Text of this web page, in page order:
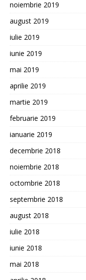
noiembrie 2019
august 2019
iulie 2019
iunie 2019
mai 2019
aprilie 2019
martie 2019
februarie 2019
ianuarie 2019
decembrie 2018
noiembrie 2018
octombrie 2018
septembrie 2018
august 2018
iulie 2018
iunie 2018
mai 2018